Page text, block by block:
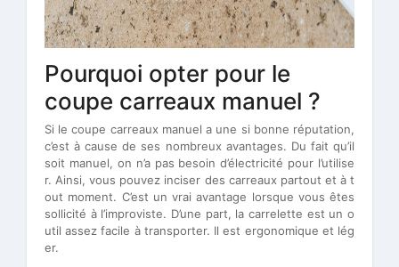
Pourquoi opter pour le
coupe carreaux manuel ?
Si le coupe carreaux manuel a une si bonne réputation,
c’est à cause de ses nombreux avantages. Du fait qu’il
soit manuel, on n’a pas besoin d’électricité pour l’utilise
r. Ainsi, vous pouvez inciser des carreaux partout et à t
out moment. C’est un vrai avantage lorsque vous êtes
sollicité à l’improviste. D’une part, la carrelette est un o
util assez facile à transporter. Il est ergonomique et lég
er.